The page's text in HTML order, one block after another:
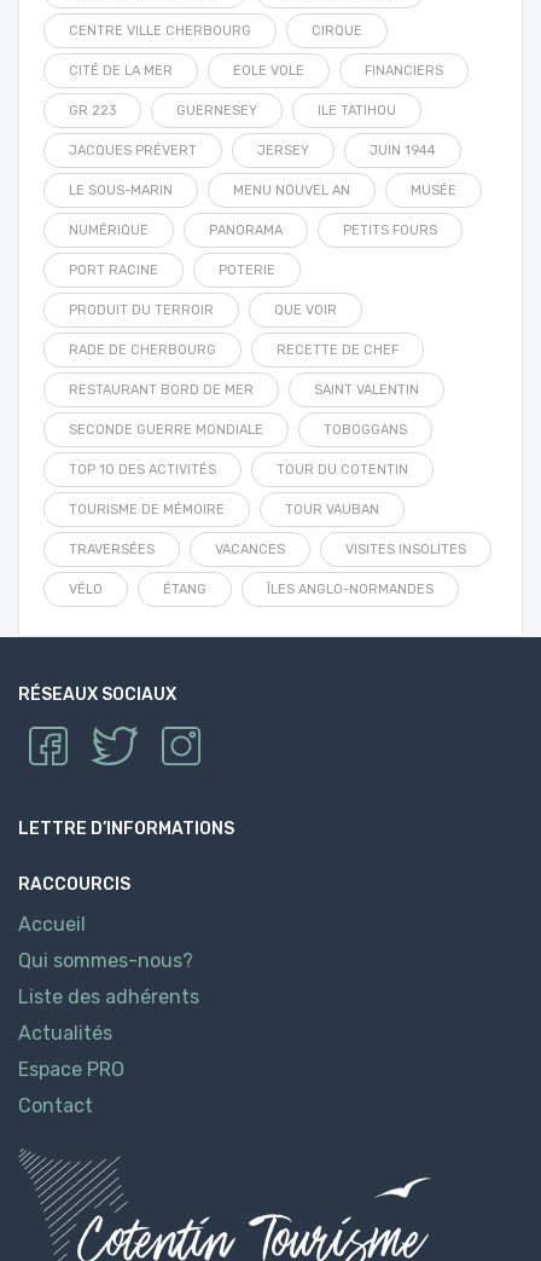
CENTRE VILLE CHERBOURG CIRQUE
CITÉ DE LA MER EOLE VOLE FINANCIERS
GR 223 GUERNESEY ILE TATIHOU
JACQUES PRÉVERT JERSEY JUIN 1944
LE SOUS-MARIN MENU NOUVEL AN MUSÉE
NUMÉRIQUE PANORAMA PETITS FOURS
PORT RACINE POTERIE
PRODUIT DU TERROIR QUE VOIR
RADE DE CHERBOURG RECETTE DE CHEF
RESTAURANT BORD DE MER SAINT VALENTIN
SECONDE GUERRE MONDIALE TOBOGGANS
TOP 10 DES ACTIVITÉS TOUR DU COTENTIN
TOURISME DE MÉMOIRE TOUR VAUBAN
TRAVERSÉES VACANCES VISITES INSOLITES
VÉLO ÉTANG ÎLES ANGLO-NORMANDES
RÉSEAUX SOCIAUX
LETTRE D’INFORMATIONS
RACCOURCIS
Accueil
Qui sommes-nous?
Liste des adhérents
Actualités
Espace PRO
Contact